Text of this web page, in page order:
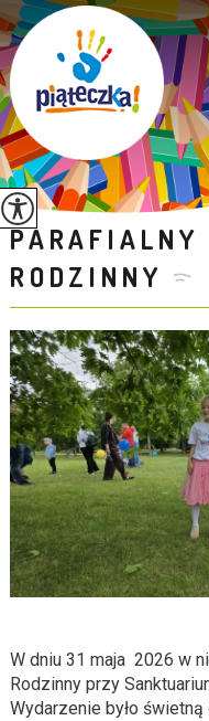
PARAFIALNY
RODZINNY
W dniu 31 maja2026 w
Rodzinny przy
Wydarzenie było świetną